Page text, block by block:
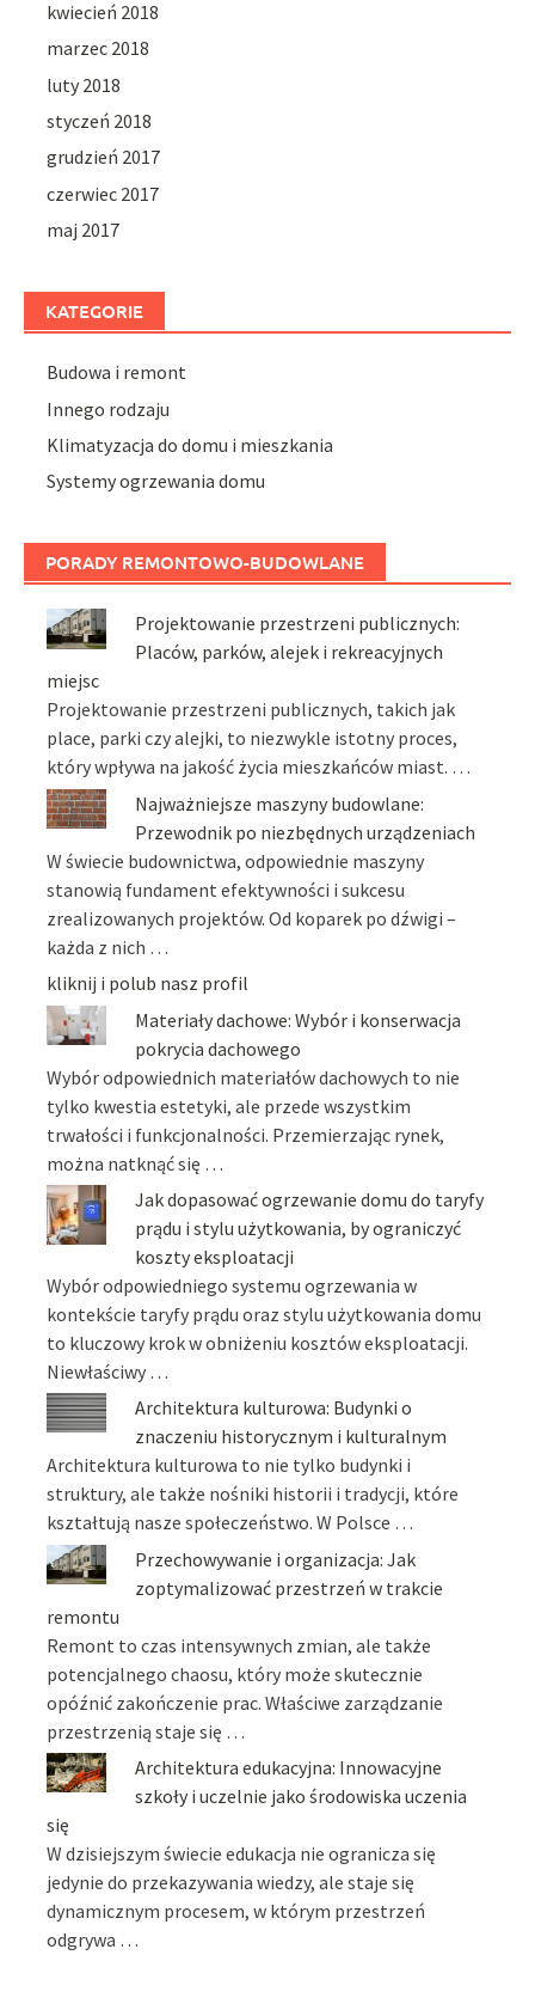
kwiecień 2018
marzec 2018
luty 2018
styczeń 2018
grudzień 2017
czerwiec 2017
maj 2017
KATEGORIE
Budowa i remont
Innego rodzaju
Klimatyzacja do domu i mieszkania
Systemy ogrzewania domu
PORADY REMONTOWO-BUDOWLANE
Projektowanie przestrzeni publicznych:
Placów, parków, alejek i rekreacyjnych
miejsc
Projektowanie przestrzeni publicznych, takich jak
place, parki czy alejki, to niezwykle istotny proces,
który wpływa na jakość życia mieszkańców miast. …
Najważniejsze maszyny budowlane:
Przewodnik po niezbędnych urządzeniach
W świecie budownictwa, odpowiednie maszyny
stanowią fundament efektywności i sukcesu
zrealizowanych projektów. Od koparek po dźwigi –
każda z nich …
kliknij i polub nasz profil
Materiały dachowe: Wybór i konserwacja
pokrycia dachowego
Wybór odpowiednich materiałów dachowych to nie
tylko kwestia estetyki, ale przede wszystkim
trwałości i funkcjonalności. Przemierzając rynek,
można natknąć się …
Jak dopasować ogrzewanie domu do taryfy
prądu i stylu użytkowania, by ograniczyć
koszty eksploatacji
Wybór odpowiedniego systemu ogrzewania w
kontekście taryfy prądu oraz stylu użytkowania domu
to kluczowy krok w obniżeniu kosztów eksploatacji.
Niewłaściwy …
Architektura kulturowa: Budynki o
znaczeniu historycznym i kulturalnym
Architektura kulturowa to nie tylko budynki i
struktury, ale także nośniki historii i tradycji, które
kształtują nasze społeczeństwo. W Polsce …
Przechowywanie i organizacja: Jak
zoptymalizować przestrzeń w trakcie
remontu
Remont to czas intensywnych zmian, ale także
potencjalnego chaosu, który może skutecznie
opóźnić zakończenie prac. Właściwe zarządzanie
przestrzenią staje się …
Architektura edukacyjna: Innowacyjne
szkoły i uczelnie jako środowiska uczenia
się
W dzisiejszym świecie edukacja nie ogranicza się
jedynie do przekazywania wiedzy, ale staje się
dynamicznym procesem, w którym przestrzeń
odgrywa …